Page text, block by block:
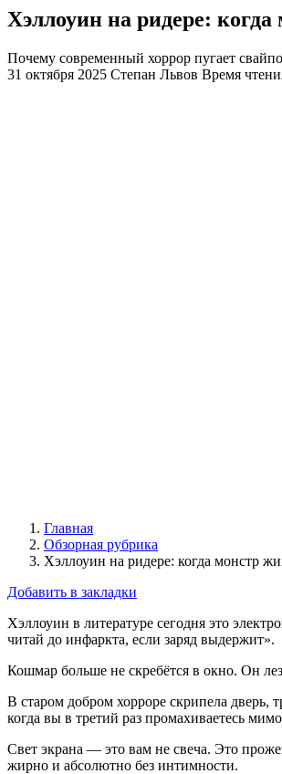
Хэллоуин на ридере: когда
Почему современный хоррор пугает
31 октября 2025 Степан Львов Время
Главная
Обзорная рубрика
Хэллоуин на ридере: когда монстр
Добавить в закладки
Хэллоуин в литературе сегодня это
читай до инфаркта, если заряд выдержит».
Кошмар больше не скребётся в окно. Он
В старом добром хорроре скрипела дверь,
когда вы в третий раз промахиваетесь
Свет экрана — это вам не свеча. Это
жирно и абсолютно без интимности.